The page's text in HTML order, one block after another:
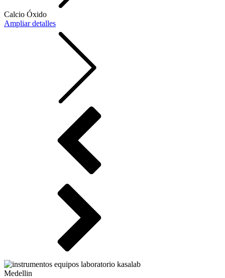
Calcio Óxido
Ampliar detalles
Medellin